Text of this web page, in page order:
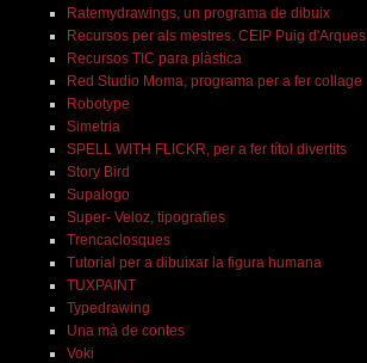
Ratemydrawings, un programa de dibuix
Recursos per als mestres. CEIP Puig d'Arques
Recursos TIC para plàstica
Red Studio Moma, programa per a fer collage
Robotype
Simetria
SPELL WITH FLICKR, per a fer títol divertits
Story Bird
Supalogo
Super- Veloz, tipografies
Trencaclosques
Tutorial per a dibuixar la figura humana
TUXPAINT
Typedrawing
Una mà de contes
Voki